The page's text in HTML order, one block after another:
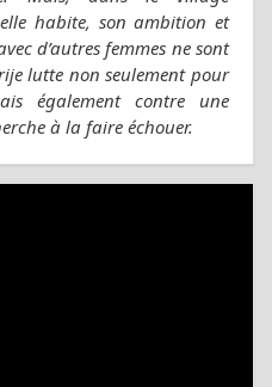
habite, son ambition et
d’autres femmes ne sont
lutte non seulement pour
également contre une
à la faire échouer.